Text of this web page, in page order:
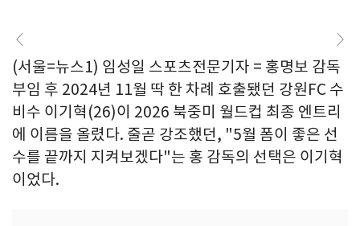
(서울=뉴스1) 임성일 스포츠전문기자 = 홍명보 감독
부임 후 2024년 11월 딱 한 차례 호출됐던 강원FC 수
비수 이기혁(26)이 2026 북중미 월드컵 최종 엔트리
에 이름을 올렸다. 줄곧 강조했던, "5월 폼이 좋은 선
수를 끝까지 지켜보겠다"는 홍 감독의 선택은 이기혁
이었다.